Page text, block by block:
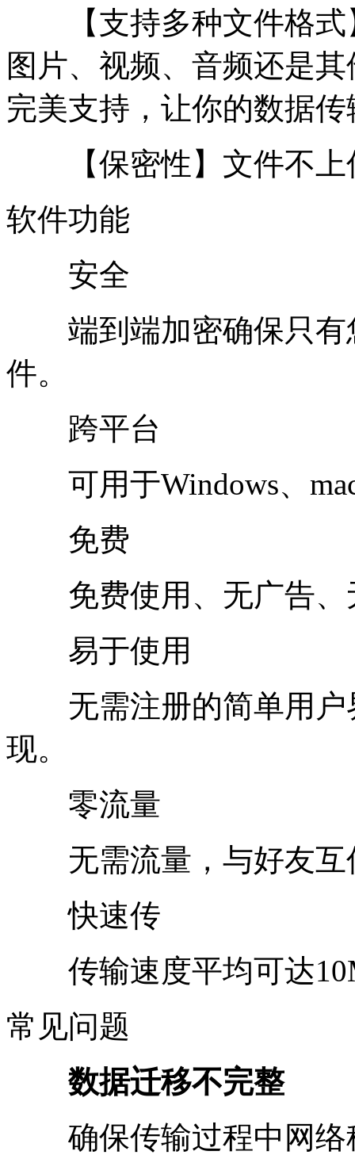
【支持多种文件格式
图片、视频、音频还是
完美支持，让你的数据
【保密性】文件不上
软件功能
安全
端到端加密确保只有
件。
跨平台
可用于Windows、
免费
免费使用、无广告、
易于使用
无需注册的简单用户
现。
零流量
无需流量，与好友互
快速传
传输速度平均可达
常见问题
数据迁移不完整
确保传输过程中网络